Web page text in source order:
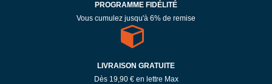
PROGRAMME FIDÉLITÉ
Vous cumulez jusqu'à 6% de remise
LIVRAISON GRATUITE
Dès 19,90 € en lettre Max